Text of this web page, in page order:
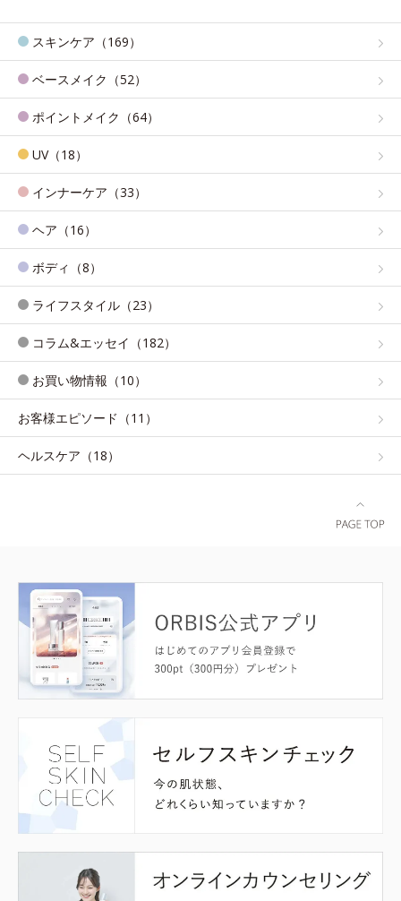
スキンケア（169）
ベースメイク（52）
ポイントメイク（64）
UV（18）
インナーケア（33）
ヘア（16）
ボディ（8）
ライフスタイル（23）
コラム&エッセイ（182）
お買い物情報（10）
お客様エピソード（11）
ヘルスケア（18）